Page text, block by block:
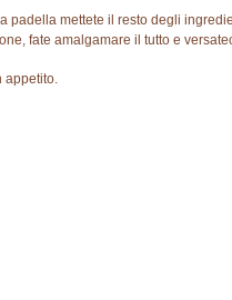
padella mettete il resto degli
fate amalgamare il tutto e
appetito.